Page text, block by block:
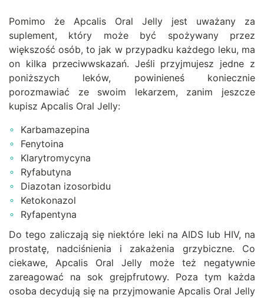
Pomimo że Apcalis Oral Jelly jest uważany za
suplement, który może być spożywany przez
większość osób, to jak w przypadku każdego leku, ma
on kilka przeciwwskazań. Jeśli przyjmujesz jedne z
poniższych leków, powinieneś koniecznie
porozmawiać ze swoim lekarzem, zanim jeszcze
kupisz Apcalis Oral Jelly:
Karbamazepina
Fenytoina
Klarytromycyna
Ryfabutyna
Diazotan izosorbidu
Ketokonazol
Ryfapentyna
Do tego zaliczają się niektóre leki na AIDS lub HIV, na
prostatę, nadciśnienia i zakażenia grzybiczne. Co
ciekawe, Apcalis Oral Jelly może też negatywnie
zareagować na sok grejpfrutowy. Poza tym każda
osoba decydują się na przyjmowanie Apcalis Oral Jelly